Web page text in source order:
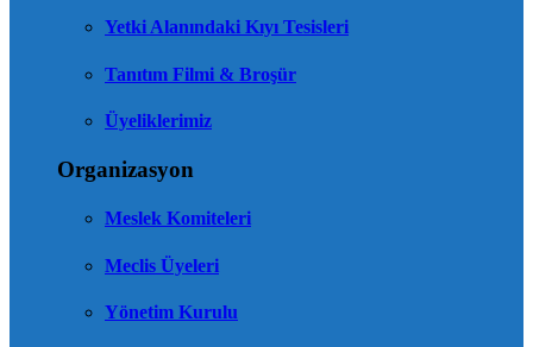
Yetki Alanındaki Kıyı Tesisleri
Tanıtım Filmi & Broşür
Üyeliklerimiz
Organizasyon
Meslek Komiteleri
Meclis Üyeleri
Yönetim Kurulu